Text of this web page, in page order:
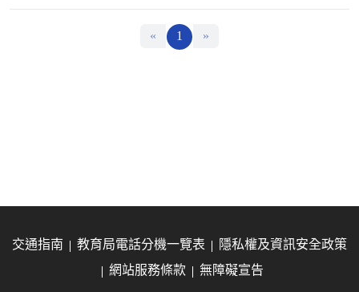
« 1 »
交通指南 教育局電話分機一覽表
隱私權及資訊安全政策
網站服務條款
無障礙宣告